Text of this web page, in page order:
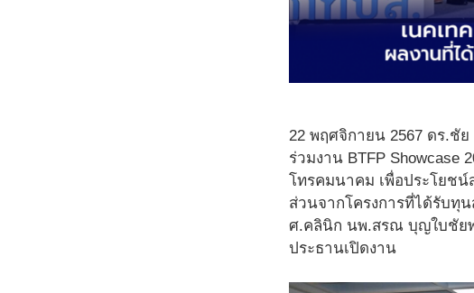
22 พฤศจิกายน 2567 ดร.ชั
ร่วมงาน BTFP Showcase
โทรคมนาคม เพื่อประโยชน์
ส่วนจากโครงการที่ได้รับทุ
ศ.คลินิก นพ.สรณ บุญใบชัยพ
ประธานเปิดงาน